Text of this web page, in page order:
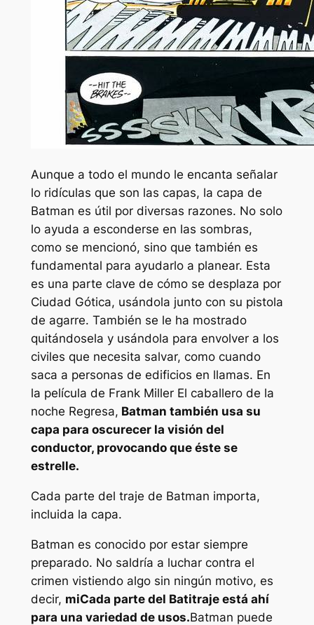
Aunque a todo el mundo le encanta señalar
lo ridículas que son las capas, la capa de
Batman es útil por diversas razones. No solo
lo ayuda a esconderse en las sombras,
como se mencionó, sino que también es
fundamental para ayudarlo a planear. Esta
es una parte clave de cómo se desplaza por
Ciudad Gótica, usándola junto con su pistola
de agarre. También se le ha mostrado
quitándosela y usándola para envolver a los
civiles que necesita salvar, como cuando
saca a personas de edificios en llamas. En
la película de Frank Miller El caballero de la
noche Regresa, Batman también usa su
capa para oscurecer la visión del
conductor, provocando que éste se
estrelle.
Cada parte del traje de Batman importa,
incluida la capa.
Batman es conocido por estar siempre
preparado. No saldría a luchar contra el
crimen vistiendo algo sin ningún motivo, es
decir, miCada parte del Batitraje está ahí
para una variedad de usos.Batman puede